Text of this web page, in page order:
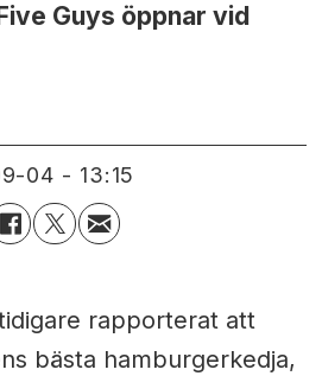
Guys öppnar vid
04 - 13:15
rapporterat att
bästa hamburgerkedja,